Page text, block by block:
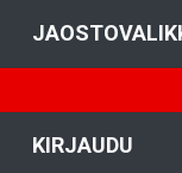
KIRJAUDU